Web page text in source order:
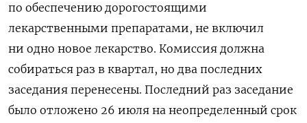
по обеспечению дорогостоящими
лекарственными препаратами, не включил
ни одно новое лекарство. Комиссия должна
собираться раз в квартал, но два последних
заседания перенесены. Последний раз заседание
было отложено 26 июля на неопределенный срок